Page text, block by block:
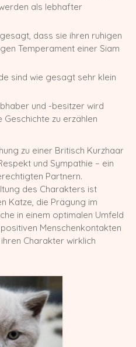
als lebhafter
dass sie ihren ruhigen
Temperament einer Siam
sind wie gesagt sehr klein
und -besitzer wird
zu erzählen
zu einer Britisch Kurzhaar
und Sympathie – ein
Partnern.
des Charakters ist
Katze, die Prägung im
in einem optimalen Umfeld
Menschenkontakten
Charakter wirklich